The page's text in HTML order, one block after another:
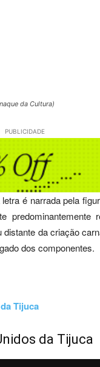
da Cultura)
PUBLICIDADE
é narrada pela
predominantemente
da criação
dos componentes.
Tijuca
da Tijuca